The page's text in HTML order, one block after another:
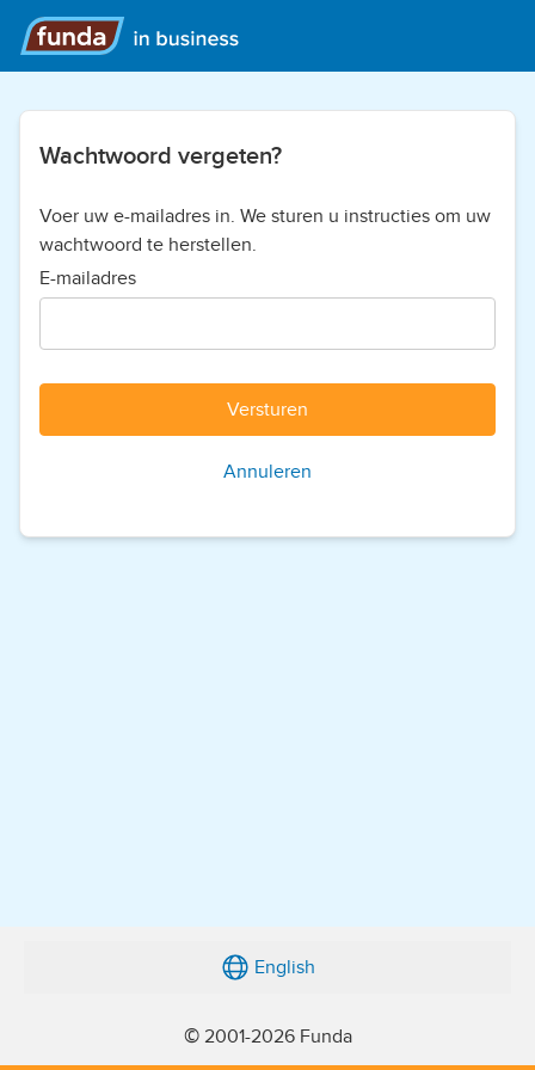
Wachtwoord vergeten?
Voer uw e-mailadres in. We sturen u instructies om uw
wachtwoord te herstellen.
E-mailadres
Versturen
Annuleren
© 2001-2026 Funda
English